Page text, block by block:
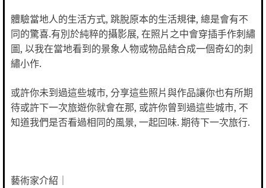
體驗當地人的生活方式, 跳脫原本的生活規律, 總是會有不
同的驚喜.有別於純粹的攝影展, 在照片之中會穿插手作刺繡
圖, 以我在當地看到的景象人物或物品結合成一個奇幻的刺
繡小作.
或許你未到過這些城市, 分享這些照片與作品讓你也有所期
待或許下一次旅遊你就會在那, 或許你曾到過這些城市, 不
知道我們是否看過相同的風景, 一起回味. 期待下一次旅行.
藝術家介紹｜